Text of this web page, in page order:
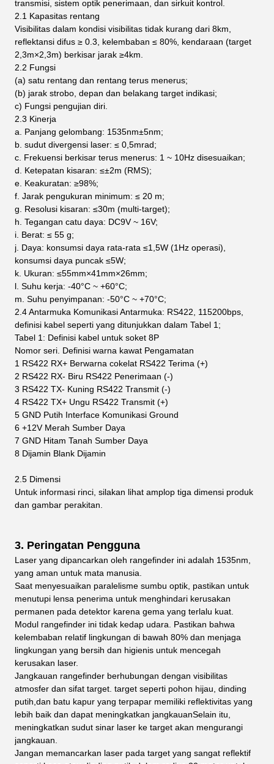
transmisi, sistem optik penerimaan, dan sirkuit kontrol.
2.1 Kapasitas rentang
Visibilitas dalam kondisi visibilitas tidak kurang dari 8km,
reflektansi difus ≥ 0.3, kelembaban ≤ 80%, kendaraan (target
2,3m×2,3m) berkisar jarak ≥4km.
2.2 Fungsi
(a) satu rentang dan rentang terus menerus;
(b) jarak strobo, depan dan belakang target indikasi;
c) Fungsi pengujian diri.
2.3 Kinerja
a. Panjang gelombang: 1535nm±5nm;
b. sudut divergensi laser: ≤ 0,5mrad;
c. Frekuensi berkisar terus menerus: 1 ~ 10Hz disesuaikan;
d. Ketepatan kisaran: ≤±2m (RMS);
e. Keakuratan: ≥98%;
f. Jarak pengukuran minimum: ≤ 20 m;
g. Resolusi kisaran: ≤30m (multi-target);
h. Tegangan catu daya: DC9V ~ 16V;
i. Berat: ≤ 55 g;
j. Daya: konsumsi daya rata-rata ≤1,5W (1Hz operasi),
konsumsi daya puncak ≤5W;
k. Ukuran: ≤55mm×41mm×26mm;
l. Suhu kerja: -40°C ~ +60°C;
m. Suhu penyimpanan: -50°C ~ +70°C;
2.4 Antarmuka Komunikasi Antarmuka: RS422, 115200bps,
definisi kabel seperti yang ditunjukkan dalam Tabel 1;
Tabel 1: Definisi kabel untuk soket 8P
Nomor seri. Definisi warna kawat Pengamatan
1 RS422 RX+ Berwarna cokelat RS422 Terima (+)
2 RS422 RX- Biru RS422 Penerimaan (-)
3 RS422 TX- Kuning RS422 Transmit (-)
4 RS422 TX+ Ungu RS422 Transmit (+)
5 GND Putih Interface Komunikasi Ground
6 +12V Merah Sumber Daya
7 GND Hitam Tanah Sumber Daya
8 Dijamin Blank Dijamin
2.5 Dimensi
Untuk informasi rinci, silakan lihat amplop tiga dimensi produk
dan gambar perakitan.
3. Peringatan Pengguna
Laser yang dipancarkan oleh rangefinder ini adalah 1535nm,
yang aman untuk mata manusia.
Saat menyesuaikan paralelisme sumbu optik, pastikan untuk
menutupi lensa penerima untuk menghindari kerusakan
permanen pada detektor karena gema yang terlalu kuat.
Modul rangefinder ini tidak kedap udara. Pastikan bahwa
kelembaban relatif lingkungan di bawah 80% dan menjaga
lingkungan yang bersih dan higienis untuk mencegah
kerusakan laser.
Jangkauan rangefinder berhubungan dengan visibilitas
atmosfer dan sifat target. target seperti pohon hijau, dinding
putih,dan batu kapur yang terpapar memiliki reflektivitas yang
lebih baik dan dapat meningkatkan jangkauanSelain itu,
meningkatkan sudut sinar laser ke target akan mengurangi
jangkauan.
Jangan memancarkan laser pada target yang sangat reflektif